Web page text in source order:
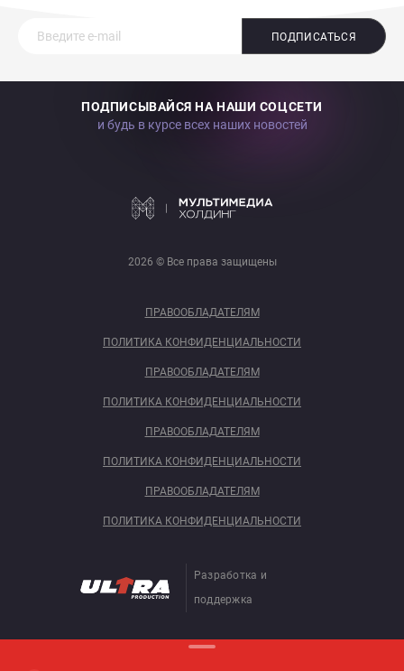
ПОДПИСАТЬСЯ
ПОДПИСЫВАЙСЯ НА НАШИ СОЦСЕТИ
и будь в курсе всех наших новостей
2026 © Все права защищены
ПРАВООБЛАДАТЕЛЯМ
ПОЛИТИКА КОНФИДЕНЦИАЛЬНОСТИ
ПРАВООБЛАДАТЕЛЯМ
ПОЛИТИКА КОНФИДЕНЦИАЛЬНОСТИ
ПРАВООБЛАДАТЕЛЯМ
ПОЛИТИКА КОНФИДЕНЦИАЛЬНОСТИ
ПРАВООБЛАДАТЕЛЯМ
ПОЛИТИКА КОНФИДЕНЦИАЛЬНОСТИ
Разработка и
поддержка